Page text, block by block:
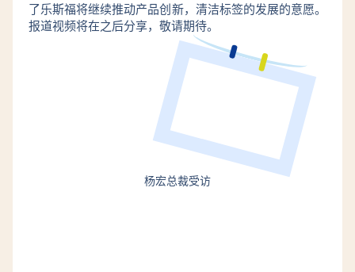
了乐斯福将继续推动产品创新，清洁标签的发展的意愿。
报道视频将在之后分享，敬请期待。
杨宏总裁受访